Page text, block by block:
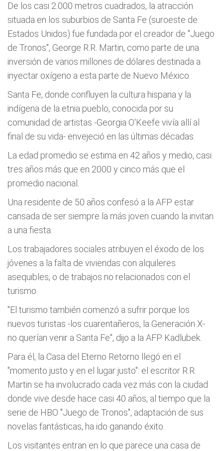
De los casi 2.000 metros cuadrados, la atracción
situada en los suburbios de Santa Fe (suroeste de
Estados Unidos) fue fundada por el creador de "Juego
de Tronos", George R.R. Martin, como parte de una
inversión de varios millones de dólares destinada a
inyectar oxígeno a esta parte de Nuevo México.
Santa Fe, donde confluyen la cultura hispana y la
indígena de la etnia pueblo, conocida por su
comunidad de artistas -Georgia O'Keefe vivía allí al
final de su vida- envejeció en las últimas décadas.
La edad promedio se estima en 42 años y medio, casi
tres años más que en 2000 y cinco más que el
promedio nacional.
Una residente de 50 años confesó a la AFP estar
cansada de ser siempre la más joven cuando la invitan
a una fiesta.
Los trabajadores sociales atribuyen el éxodo de los
jóvenes a la falta de viviendas con alquileres
asequibles, o de trabajos no relacionados con el
turismo.
"El turismo también comenzó a sufrir porque los
nuevos turistas -los cuarentañeros, la Generación X-
no querían venir a Santa Fe", dijo a la AFP Kadlubek.
Para él, la Casa del Eterno Retorno llegó en el
"momento justo y en el lugar justo": el escritor R.R.
Martin se ha involucrado cada vez más con la ciudad
donde vive desde hace casi 40 años, al tiempo que la
serie de HBO "Juego de Tronos", adaptación de sus
novelas fantásticas, ha ido ganando éxito.
Los visitantes entran en lo que parece una casa de